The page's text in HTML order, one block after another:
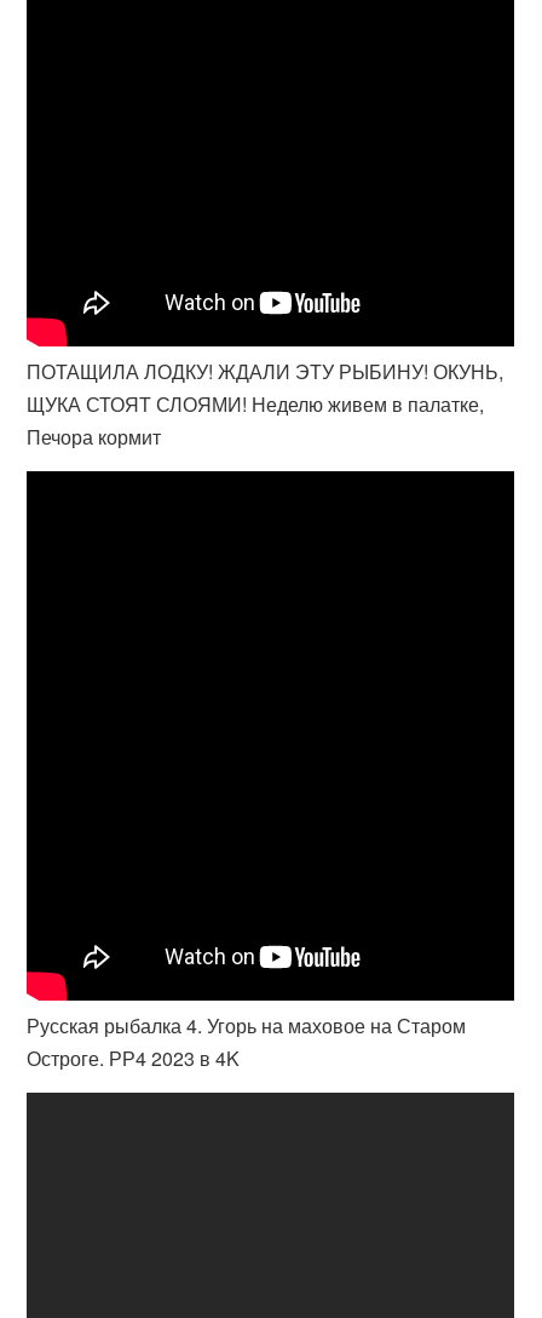
ПОТАЩИЛА ЛОДКУ! ЖДАЛИ ЭТУ РЫБИНУ! ОКУНЬ,
ЩУКА СТОЯТ СЛОЯМИ! Неделю живем в палатке,
Печора кормит
Русская рыбалка 4. Угорь на маховое на Старом
Остроге. РР4 2023 в 4K